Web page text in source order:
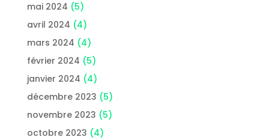
mai 2024 (5)
avril 2024 (4)
mars 2024 (4)
février 2024 (5)
janvier 2024 (4)
décembre 2023 (5)
novembre 2023 (5)
octobre 2023 (4)